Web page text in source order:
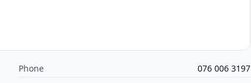
Phone 076 006 3197